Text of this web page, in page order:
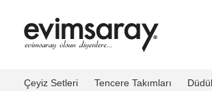
Çeyiz Setleri Tencere Takımları